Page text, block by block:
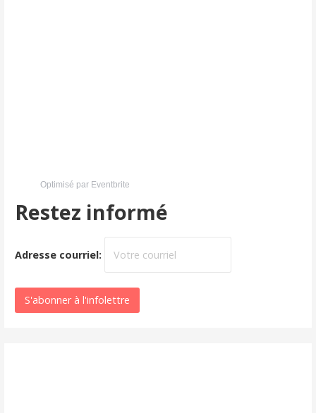
Optimisé par Eventbrite
Restez informé
Adresse courriel: